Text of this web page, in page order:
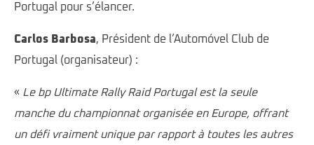
Portugal pour s’élancer.
Carlos Barbosa, Président de l’Automóvel Club de
Portugal (organisateur) :
« Le bp Ultimate Rally Raid Portugal est la seule
manche du championnat organisée en Europe, offrant
un défi vraiment unique par rapport à toutes les autres